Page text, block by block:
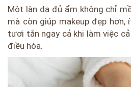
Một làn da đủ ẩm không chỉ
mà còn giúp makeup đẹp
tươi tắn ngay cả khi làm việc
điều hòa.